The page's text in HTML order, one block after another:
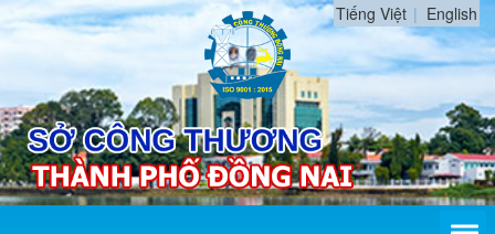
Tiếng Việt English